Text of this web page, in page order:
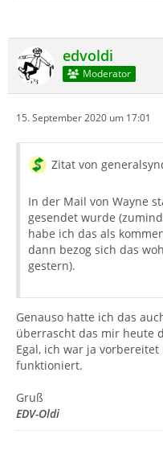
edvoldi
Moderator
15. September 2020 um 17:01
Zitat von
In der Mail von Wayne
gesendet wurde
habe ich das als
dann bezog sich das
gestern).
Genauso hatte ich das
überrascht das mir heute
Egal, ich war ja
funktioniert.
Gruß
EDV-Oldi